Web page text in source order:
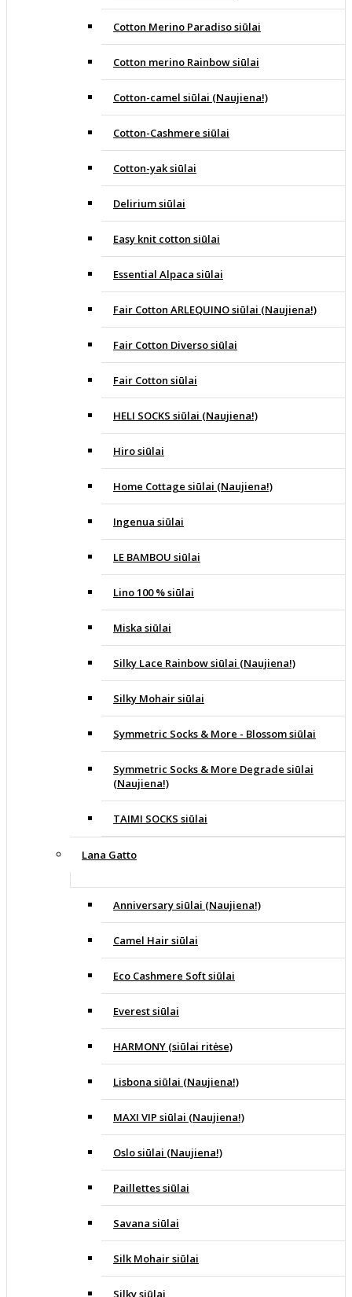
Cotton Merino Paradiso siūlai
Cotton merino Rainbow siūlai
Cotton-camel siūlai (Naujiena!)
Cotton-Cashmere siūlai
Cotton-yak siūlai
Delirium siūlai
Easy knit cotton siūlai
Essential Alpaca siūlai
Fair Cotton ARLEQUINO siūlai (Naujiena!)
Fair Cotton Diverso siūlai
Fair Cotton siūlai
HELI SOCKS siūlai (Naujiena!)
Hiro siūlai
Home Cottage siūlai (Naujiena!)
Ingenua siūlai
LE BAMBOU siūlai
Lino 100 % siūlai
Miska siūlai
Silky Lace Rainbow siūlai (Naujiena!)
Silky Mohair siūlai
Symmetric Socks & More - Blossom siūlai
Symmetric Socks & More Degrade siūlai
(Naujiena!)
TAIMI SOCKS siūlai
Lana Gatto
Anniversary siūlai (Naujiena!)
Camel Hair siūlai
Eco Cashmere Soft siūlai
Everest siūlai
HARMONY (siūlai ritėse)
Lisbona siūlai (Naujiena!)
MAXI VIP siūlai (Naujiena!)
Oslo siūlai (Naujiena!)
Paillettes siūlai
Savana siūlai
Silk Mohair siūlai
Silky siūlai